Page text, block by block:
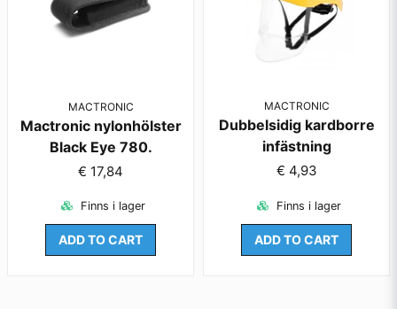
MACTRONIC
Mactronic nylonhölster
Black Eye 780.
€ 17,84
Finns i lager
ADD TO CART
MACTRONIC
Dubbelsidig kardborre
infästning
€ 4,93
Finns i lager
ADD TO CART